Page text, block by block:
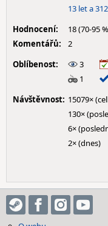
13 let a
Hodnocení:
18 (70-95
Komentářů:
2
Oblíbenost:
3
1
Návštěvnost: 15079×
130×
6×
2× (dnes)